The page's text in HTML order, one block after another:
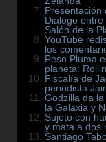
Presentación
Diálogo
Salón de la
YouTube
los
Peso Pluma
planeta:
Fiscalía de
periodista
Godzilla da
la Galaxia y
Sujeto con
y mata a dos
Santiago